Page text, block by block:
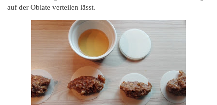
auf der Oblate verteilen lässt.